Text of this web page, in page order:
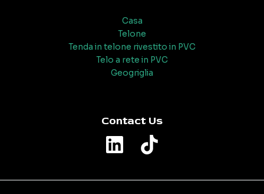
Casa
Telone
Tenda in telone rivestito in PVC
Telo a rete in PVC
Geogriglia
Contact Us